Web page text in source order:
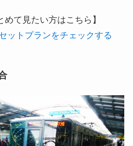
めて見たい方はこちら】
ットプランをチェックする